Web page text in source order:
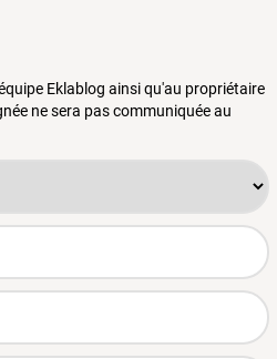
Eklablog ainsi qu'au propriétaire
ne sera pas communiquée au